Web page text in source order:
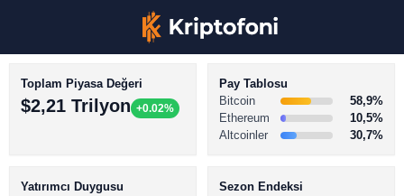
BİTCOİN HABERLERİ
Toplam Piyasa Değeri
$2,21 Trilyon +0.02%
Pay Tablosu
Bitcoin
58,9%
Ethereum
10,5%
Altcoinler
30,7%
Yatırımcı Duygusu
Sezon Endeksi